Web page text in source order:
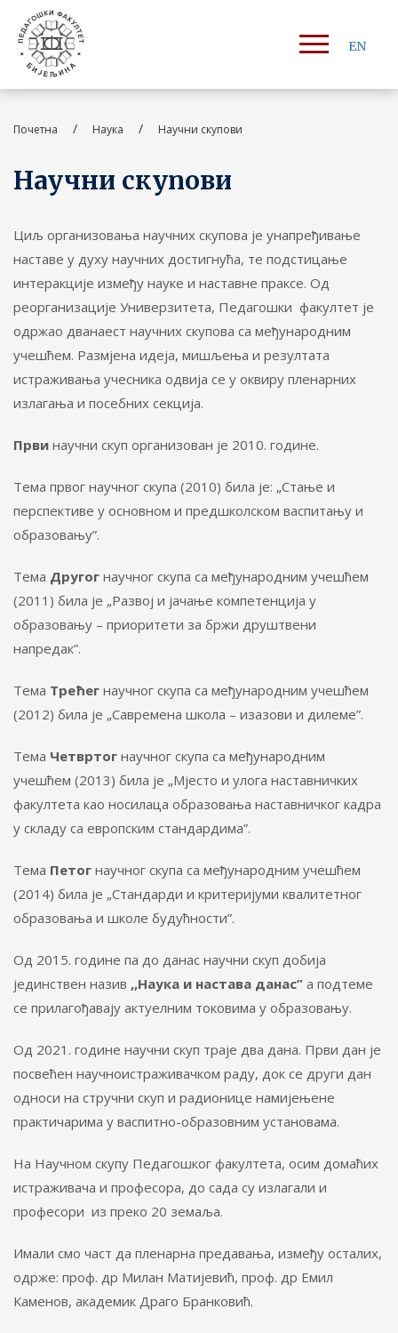
EN
Почетна / Наука / Научни скупови
Научни скупови
Циљ организовања научних скупова је унапређивање
наставе у духу научних достигнућа, те подстицање
интеракције између науке и наставне праксе. Од
реорганизације Универзитета, Педагошки факултет је
одржао дванаест научних скупова са међународним
учешћем. Размјена идеја, мишљења и резултата
истраживања учесника одвија се у оквиру пленарних
излагања и посебних секција.
Први научни скуп организован је 2010. године.
Тема првог научног скупа (2010) била је: „Стање и
перспективе у основном и предшколском васпитању и
образовању”.
Тема Другог научног скупа са међународним учешћем
(2011) била је „Развој и јачање компетенција у
образовању – приоритети за бржи друштвени
напредак”.
Тема Трећег научног скупа са међународним учешћем
(2012) била је „Савремена школа – изазови и дилеме”.
Тема Четвртог научног скупа са међународним
учешћем (2013) била је „Мјесто и улога наставничких
факултета као носилаца образовања наставничког кадра
у складу са европским стандардима”.
Тема Петог научног скупа са међународним учешћем
(2014) била је „Стандарди и критеријуми квалитетног
образовања и школе будућности”.
Од 2015. године па до данас научни скуп добија
јединствен назив ,,Наука и настава данас” а подтеме
се прилагођавају актуелним токовима у образовању.
Од 2021. године научни скуп траје два дана. Први дан је
посвећен научноистраживачком раду, док се други дан
односи на стручни скуп и радионице намијењене
практичарима у васпитно-образовним установама.
На Научном скупу Педагошког факултета, осим домаћих
истраживача и професора, до сада су излагали и
професори из преко 20 земаља.
Имали смо част да пленарна предавања, између осталих,
одрже: проф. др Милан Матијевић, проф. др Емил
Каменов, академик Драго Бранковић.